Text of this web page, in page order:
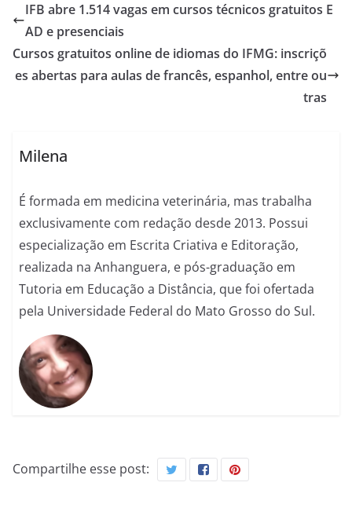
IFB abre 1.514 vagas em cursos técnicos gratuitos E
AD e presenciais
Cursos gratuitos online de idiomas do IFMG: inscriçõ
es abertas para aulas de francês, espanhol, entre ou
tras
Milena
É formada em medicina veterinária, mas trabalha
exclusivamente com redação desde 2013. Possui
especialização em Escrita Criativa e Editoração,
realizada na Anhanguera, e pós-graduação em
Tutoria em Educação a Distância, que foi ofertada
pela Universidade Federal do Mato Grosso do Sul.
Compartilhe esse post: